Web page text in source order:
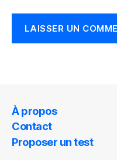
À propos
Contact
Proposer un test